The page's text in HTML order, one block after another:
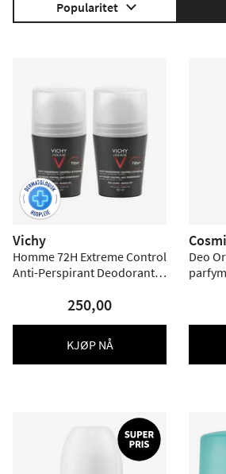
De forskjellige variantene|
Popularitet
Vichy
Homme 72H Extreme Control
Anti-Perspirant Deodorant
250,00
KJØP NÅ
Deo